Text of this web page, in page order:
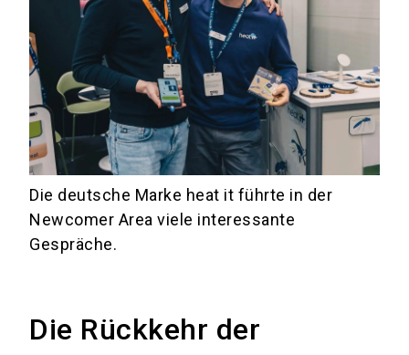
Die deutsche Marke heat it führte in der
Newcomer Area viele interessante
Gespräche.
Die Rückkehr der